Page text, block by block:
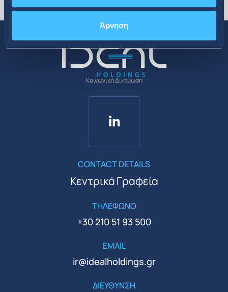
Άρνηση
Κοινωνική Δικτύωση
CONTACT DETAILS
Κεντρικά Γραφεία
ΤΗΛΕΦΩΝΟ
+30 210 51 93 500
EMAIL
ir@idealholdings.gr
ΔΙΕΥΘΥΝΣΗ